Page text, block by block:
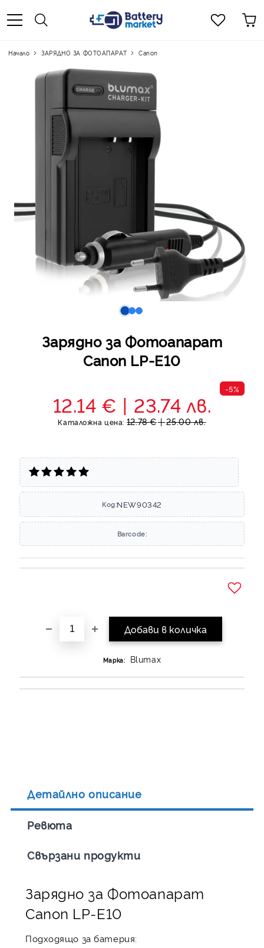
Начало ЗАРЯДНО ЗА ФОТОАПАРАТ Canon
Зарядно за Фотоапарат
Canon LP-E10
-5%
12.14 € 23.74 лв.
Каталожна цена: 12.78 € 25.00 лв.
Код:NEW90342
Barcode:
Марка: Blumax
Детайлно описание
Ревюта
Свързани продукти
Зарядно за Фотоапарат
Canon LP-E10
Подходящо за батерия: